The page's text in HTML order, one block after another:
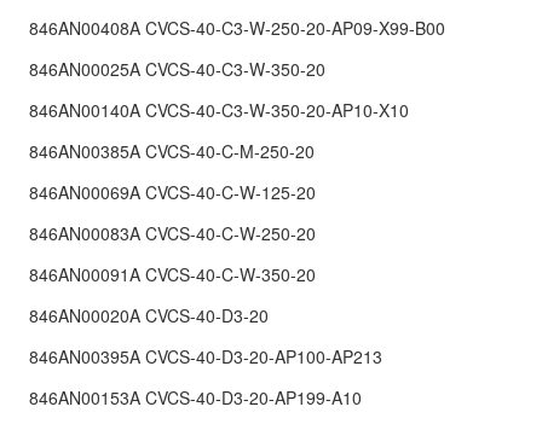
846AN00408A CVCS-40-C3-W-250-20-AP09-X99-B00
846AN00025A CVCS-40-C3-W-350-20
846AN00140A CVCS-40-C3-W-350-20-AP10-X10
846AN00385A CVCS-40-C-M-250-20
846AN00069A CVCS-40-C-W-125-20
846AN00083A CVCS-40-C-W-250-20
846AN00091A CVCS-40-C-W-350-20
846AN00020A CVCS-40-D3-20
846AN00395A CVCS-40-D3-20-AP100-AP213
846AN00153A CVCS-40-D3-20-AP199-A10